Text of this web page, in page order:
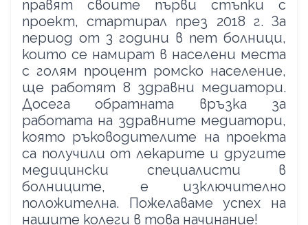
правят своите първи стъпки с
проект, стартирал през 2018 г. За
период от 3 години в пет болници,
които се намират в населени места
с голям процент ромско население,
ще работят 8 здравни медиатори.
Досега обратната връзка за
работата на здравните медиатори,
която ръководителите на проекта
са получили от лекарите и другите
медицински специалисти в
болниците, е изключително
положителна. Пожелаваме успех на
нашите колеги в това начинание!